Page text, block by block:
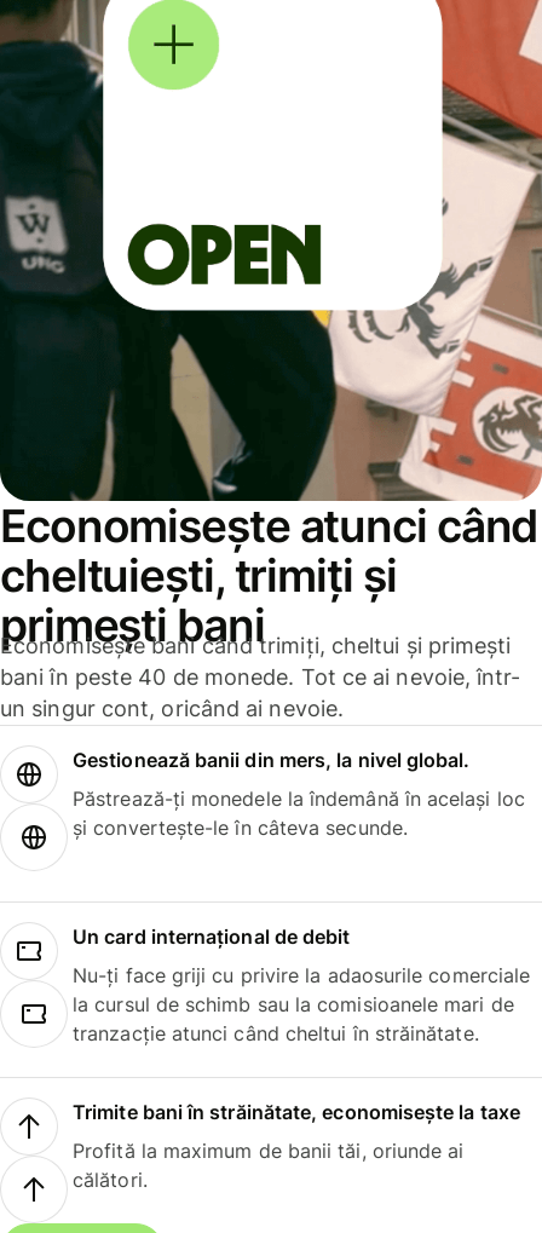
Economisește atunci când
cheltuiești, trimiți și
primești bani
Economisește bani când trimiți, cheltui și primești
bani în peste 40 de monede. Tot ce ai nevoie, într-
un singur cont, oricând ai nevoie.
Gestionează banii din mers, la nivel global.
Păstrează-ți monedele la îndemână în același loc
și convertește-le în câteva secunde.
Un card internațional de debit
Nu-ți face griji cu privire la adaosurile comerciale
la cursul de schimb sau la comisioanele mari de
tranzacție atunci când cheltui în străinătate.
Trimite bani în străinătate, economisește la taxe
Profită la maximum de banii tăi, oriunde ai
călători.